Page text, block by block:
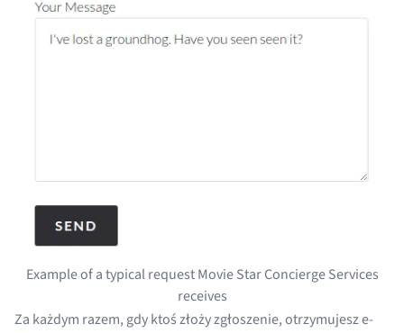
Example of a typical request Movie Star Concierge Services
receives
Za każdym razem, gdy ktoś złoży zgłoszenie, otrzymujesz e-